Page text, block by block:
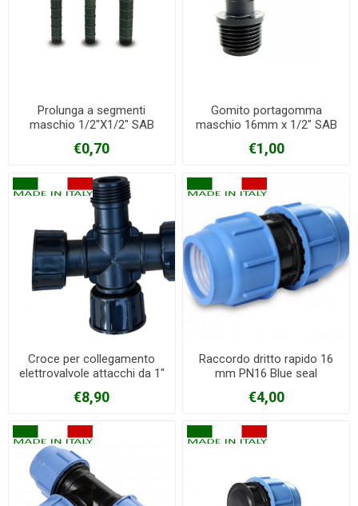
Prolunga a segmenti
maschio 1/2"X1/2" SAB
€0,70
Gomito portagomma
maschio 16mm x 1/2" SAB
€1,00
Croce per collegamento
elettrovalvole attacchi da 1"
€8,90
Raccordo dritto rapido 16
mm PN16 Blue seal
€4,00